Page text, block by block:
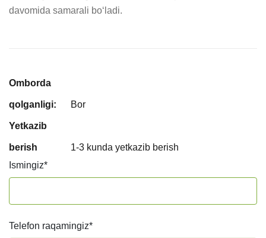
davomida samarali bo‘ladi.
Omborda
qolganligi: Bor
Yetkazib
berish
1-3 kunda yetkazib berish
Ismingiz*
Telefon raqamingiz*